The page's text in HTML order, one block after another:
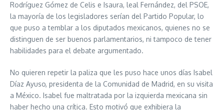
Rodríguez Gómez de Celis e Isaura, leal Fernández, del PSOE,
la mayoría de los legisladores serían del Partido Popular, lo
que puso a temblar a los diputados mexicanos, quienes no se
distinguen de ser buenos parlamentarios, ni tampoco de tener
habilidades para el debate argumentado.
No quieren repetir la paliza que les puso hace unos días Isabel
Díaz Ayuso, presidenta de la Comunidad de Madrid, en su visita
a México. Isabel fue maltratada por la izquierda mexicana sin
haber hecho una crítica. Esto motivó que exhibiera la